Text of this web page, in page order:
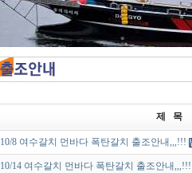
제 목
10/8 여수갈치 먼바다 폭탄갈치 출조안내,,,!!!
10/14 여수갈치 먼바다 폭탄갈치 출조안내,,,!!!